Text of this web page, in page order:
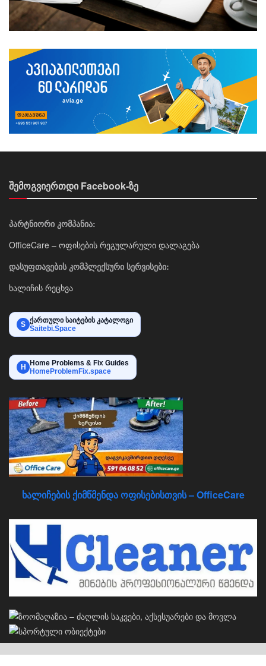
შემოგვიერთდი Facebook-ზე
პარტნიორი კომპანია:
OfficeCare – ოფისების რეგულარული დალაგება
დასუფთავების კომპლექსური სერვისები:
ხალიჩის რეცხვა
S ქართული საიტების კატალოგი
Saitebi.Space
H
Home Problems & Fix Guides
HomeProblemFix.space
ხალიჩების ქიმწმენდა ოფისებისთვის – OfficeCare